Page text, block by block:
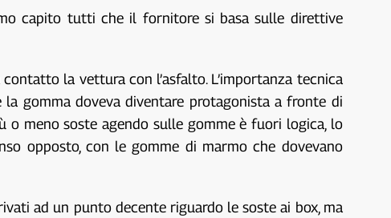
capito tutti che il fornitore si basa sulle direttive
la vettura con l’asfalto. L’importanza tecnica
gomma doveva diventare protagonista a fronte di
o meno soste agendo sulle gomme è fuori logica, lo
opposto, con le gomme di marmo che dovevano
ad un punto decente riguardo le soste ai box, ma